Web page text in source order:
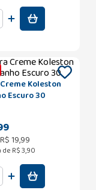
Koleston
Escuro 30
R$19,99
de R$ 3,90